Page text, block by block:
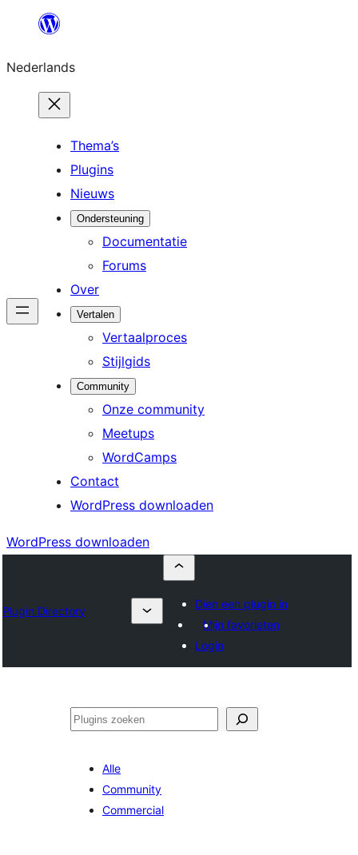
de
inhoud
Nederlands
Thema’s
Plugins
Nieuws
Ondersteuning
Documentatie
Forums
Over
Vertalen
Vertaalproces
Stijlgids
Community
Onze community
Meetups
WordCamps
Contact
WordPress downloaden
WordPress downloaden
Plugin Directory
Dien een plugin in
Mijn favorieten
Login
Zoeken
Alle
Community
Commercial